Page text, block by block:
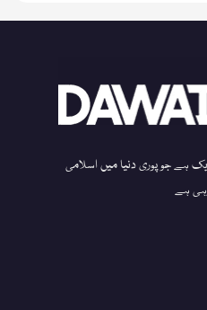
ہے جو پوری دنیا میں اسلامی
ہے